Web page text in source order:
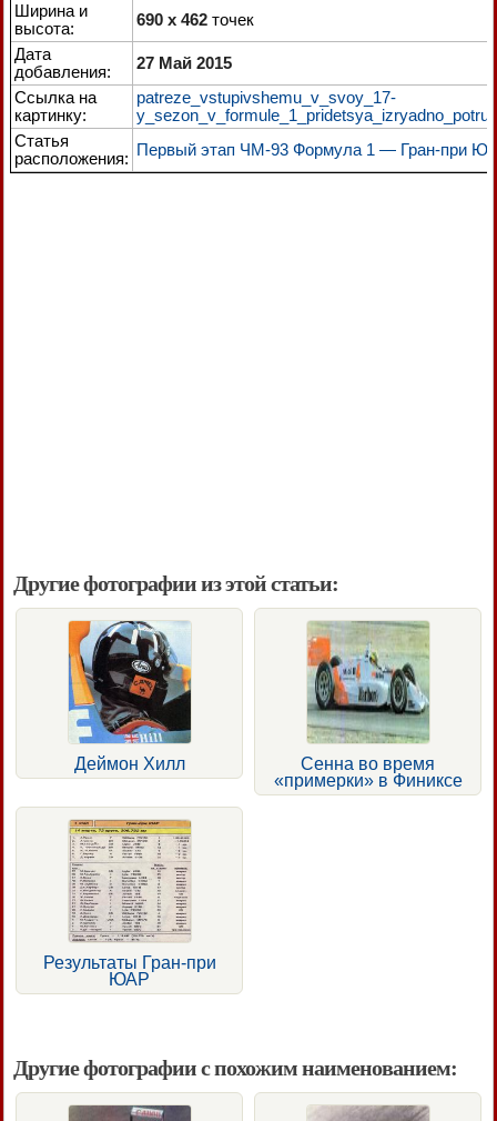
Ширина и
высота:
690 x 462 точек
Дата
добавления:
27 Май 2015
Ссылка на
картинку:
patreze_vstupivshemu_v_svoy_17-
Статья
расположения: Первый этап ЧМ-93 Формула 1 — Гран-при
Другие фотографии из этой статьи:
Деймон Хилл
Сенна во время
«примерки» в Финиксе
Результаты Гран-при
ЮАР
Другие фотографии с похожим наименованием: